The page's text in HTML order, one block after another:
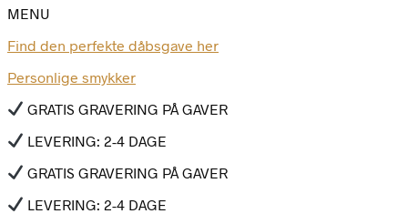
MENU
Find den perfekte dåbsgave her
Personlige smykker
GRATIS GRAVERING PÅ GAVER
LEVERING: 2-4 DAGE
GRATIS GRAVERING PÅ GAVER
LEVERING: 2-4 DAGE